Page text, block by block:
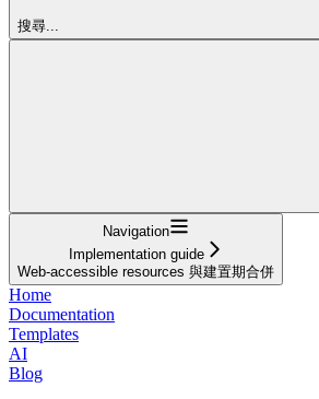
搜尋...
Navigation
Implementation guide
Web-accessible resources 與建置期合併
Home
Documentation
Templates
AI
Blog